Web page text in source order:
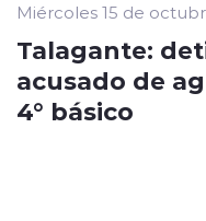
Miércoles 15 de
Talagante:
acusado de
4° básico